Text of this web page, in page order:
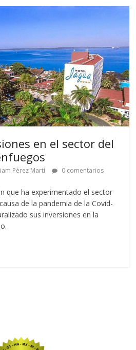
en el sector del
Pérez Martí 0 comentarios
que ha experimentado el sector
de la pandemia de la Covid-
sus inversiones en la